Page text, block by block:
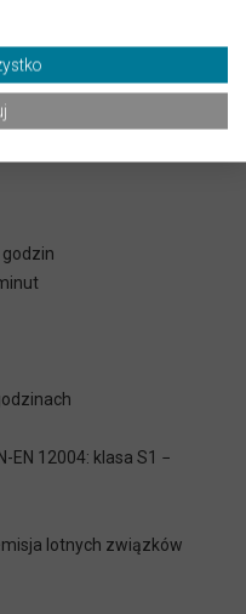
pobliżu pomieszczeń
być ograniczona do
EN 12004: klasa S1 −
lotnych związków